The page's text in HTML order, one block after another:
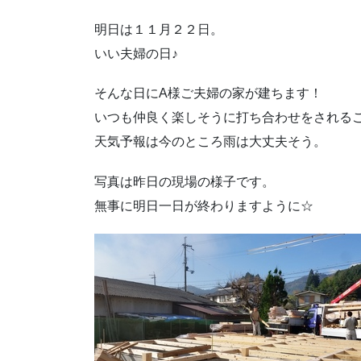
明日は１１月２２日。
いい夫婦の日♪
そんな日にA様ご夫婦の家が建ちます！
いつも仲良く楽しそうに打ち合わせをされる
天気予報は今のところ雨は大丈夫そう。
写真は昨日の現場の様子です。
無事に明日一日が終わりますように☆